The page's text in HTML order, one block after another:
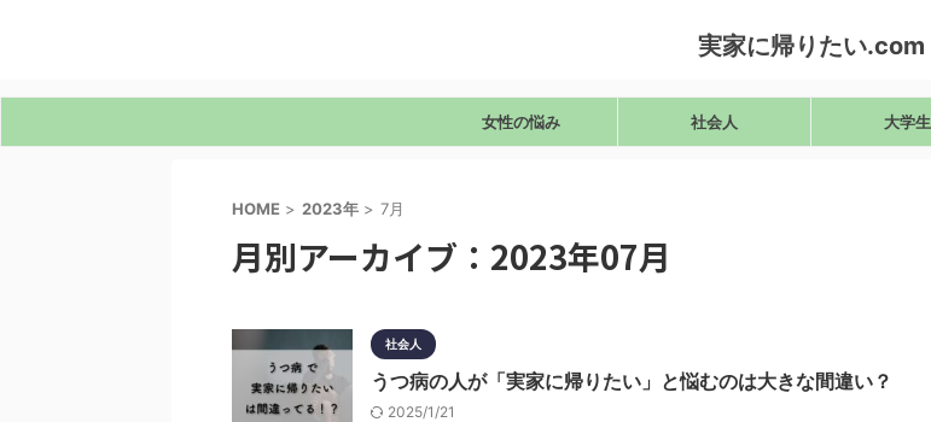
実家に帰りたい.com
女性の悩み 社会人 大学生
HOME > 2023年 > 7月
月別アーカイブ：2023年07月
社会人
うつ病の人が「実家に帰りたい」と悩むのは大きな間違い？
2025/1/21